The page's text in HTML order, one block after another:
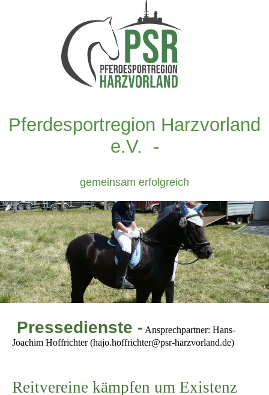
Pferdesportregion Harzvorland
e.V. -
gemeinsam erfolgreich
Pressedienste - Ansprechpartner: Hans-
Joachim Hoffrichter (hajo.hoffrichter@psr-harzvorland.de)
Reitvereine kämpfen um Existenz